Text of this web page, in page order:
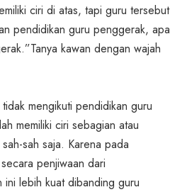
ciri di atas, tapi guru tersebut
pendidikan guru penggerak, apa
kawan dengan wajah
mengikuti pendidikan guru
memiliki ciri sebagian atau
sah saja. Karena pada
penjiwaan dari
lebih kuat dibanding guru